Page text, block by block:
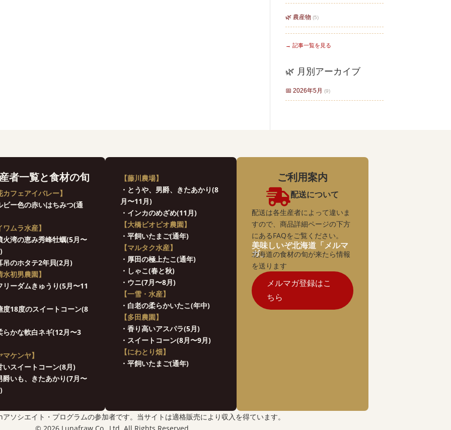
🌿 農産物(5)
→ 記事一覧を見る
🌿 月別アーカイブ
📅 2026年5月(9)
者一覧と食材の旬
カフェアイバレー】
ビー色の赤いはちみつ(通
ワムラ水産】
火湾の恵み秀峰牡蠣(5月〜
吊のホタテ2年貝(2月)
水初男農園】
リーダムきゅうり(5月〜11
度18度のスイートコーン(8
らかな軟白ネギ(12月〜3
マケンヤ】
いスイートコーン(8月)
爵いも、きたあかり(7月〜
【藤川農場】
・とうや、男爵、きたあかり(8
月〜11月)
・インカのめざめ(11月)
【大橋ビオピオ農園】
・平飼いたまご(通年)
【マルタク水産】
・厚田の極上たこ(通年)
・しゃこ(春と秋)
・ウニ(7月〜8月)
【一雪・水産】
・白老の柔らかいたこ(年中)
【多田農園】
・香り高いアスパラ(5月)
・スイートコーン(8月〜9月)
【にわとり畑】
・平飼いたまご(通年)
ご利用案内
配送について
配送は各生産者によって違いま
すので、商品詳細ページの下方
にあるFAQをご覧ください。
美味しいぞ北海道「メルマ
ガ」
北海道の食材の旬が来たら情報
を送ります
メルマガ登録はこ
ちら
ソシエイト・プログラムの参加者です。当サイトは適格販売により収入を得ています。